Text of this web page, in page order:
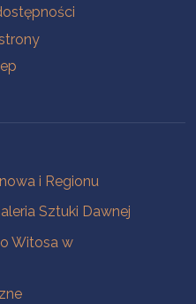
i Regionu
Sztuki Dawnej
Witosa w